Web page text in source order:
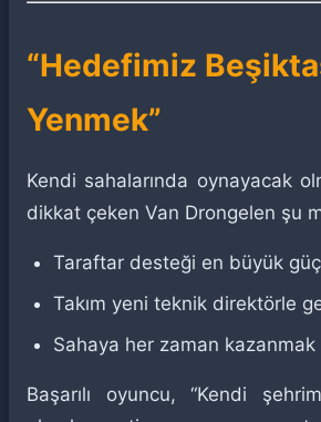
“Hedefimiz
Yenmek”
Kendi sahalarında oynayacak
dikkat çeken Van Drongelen şu
Taraftar desteği en büyük
Takım yeni teknik direktörle
Sahaya her zaman kazanmak
Başarılı oyuncu, “Kendi